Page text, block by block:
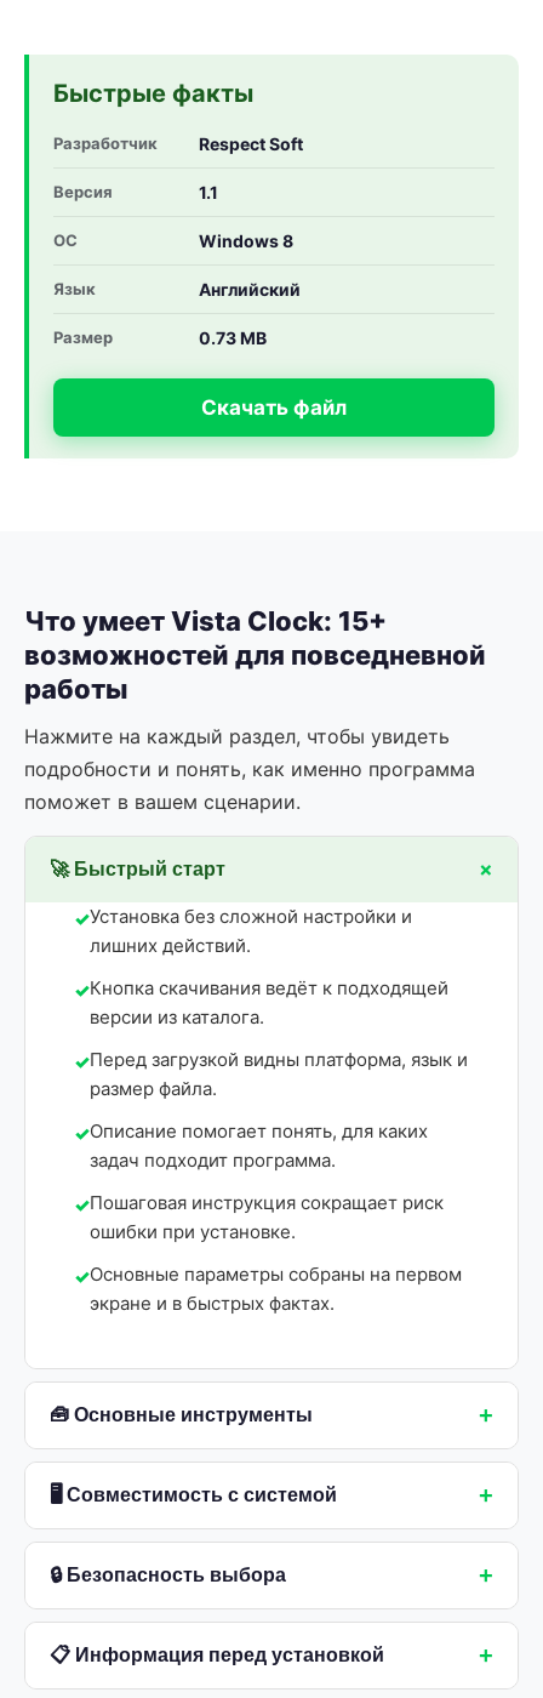
Быстрые факты
Разработчик Respect Soft
Версия 1.1
ОС Windows 8
Язык Английский
Размер 0.73 MB
Скачать файл
Что умеет Vista Clock: 15+
возможностей для повседневной
работы
Нажмите на каждый раздел, чтобы увидеть
подробности и понять, как именно программа
поможет в вашем сценарии.
🚀 Быстрый старт +
Установка без сложной настройки и
лишних действий.
Кнопка скачивания ведёт к подходящей
версии из каталога.
Перед загрузкой видны платформа, язык и
размер файла.
Описание помогает понять, для каких
задач подходит программа.
Пошаговая инструкция сокращает риск
ошибки при установке.
Основные параметры собраны на первом
экране и в быстрых фактах.
🧰 Основные инструменты +
🖥 Совместимость с системой +
🔒 Безопасность выбора +
📋 Информация перед установкой +